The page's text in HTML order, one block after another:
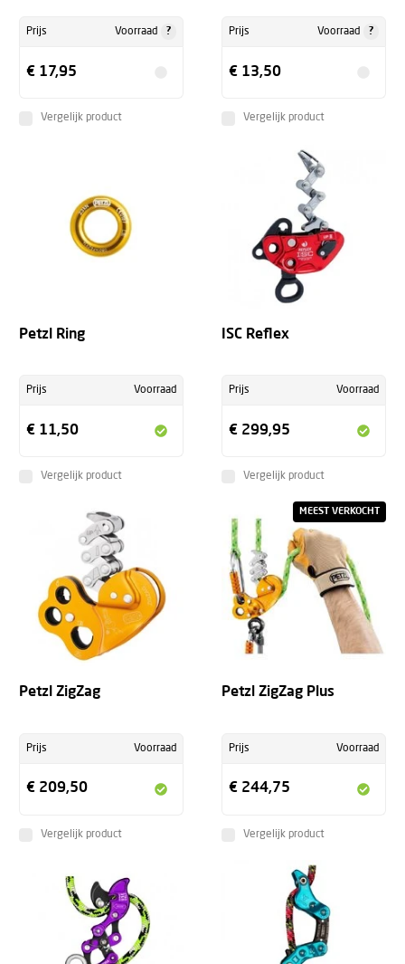
Prijs Voorraad ?
€ 17,95
Vergelijk product
Prijs Voorraad ?
€ 13,50
Vergelijk product
Petzl Ring
Prijs Voorraad
€ 11,50
Vergelijk product
ISC Reflex
Prijs Voorraad
€ 299,95
Vergelijk product
Petzl ZigZag
Prijs Voorraad
€ 209,50
Vergelijk product
MEEST VERKOCHT
Petzl ZigZag Plus
Prijs Voorraad
€ 244,75
Vergelijk product